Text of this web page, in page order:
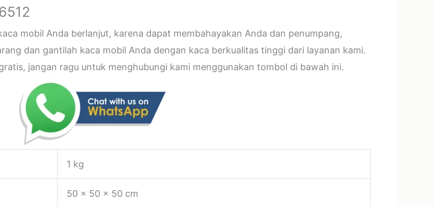
mobil Anda berlanjut, karena dapat membahayakan Anda dan penumpang,
dan gantilah kaca mobil Anda dengan kaca berkualitas tinggi dari layanan kami.
jangan ragu untuk menghubungi kami menggunakan tombol di bawah ini.
1 kg
50 × 50 × 50 cm